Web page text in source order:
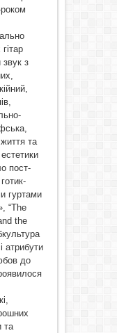
з
та
пост-
гуртами
“The
the
атрибути
до
та